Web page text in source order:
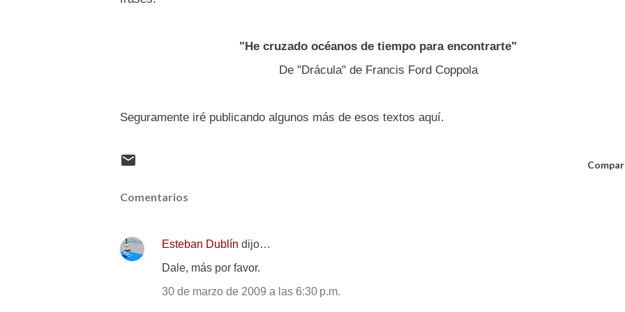
"He cruzado océanos de tiempo para encontrarte"
De "Drácula" de Francis Ford Coppola
Seguramente iré publicando algunos más de esos textos aquí.
Comentarios
Esteban Dublín dijo…
Dale, más por favor.
30 de marzo de 2009 a las 6:30 p.m.